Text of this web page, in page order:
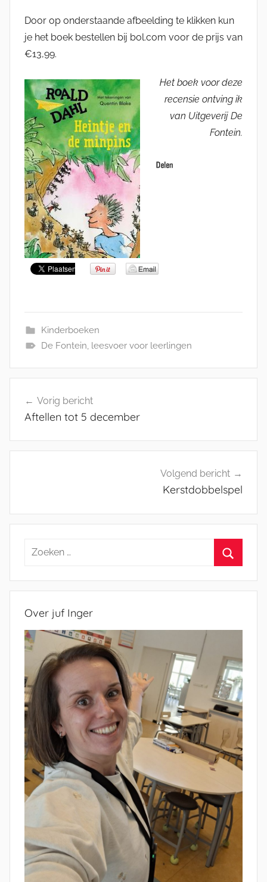
Door op onderstaande afbeelding te klikken kun
je het boek bestellen bij bol.com voor de prijs van
€13,99.
Het boek voor deze
recensie ontving ik
van Uitgeverij De
Fontein.
Kinderboeken
De Fontein, leesvoer voor leerlingen
navigatie
Vorig bericht
Aftellen tot 5 december
Volgend bericht
Kerstdobbelspel
Zoeken
Over juf Inger